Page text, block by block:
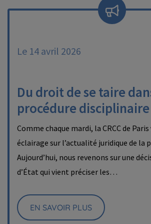
Le 14 avril 2026
Du droit de se taire
procédure disciplinaire
Comme chaque mardi, la CRCC de
éclairage sur l’actualité juridique de la
Aujourd’hui, nous revenons sur une
d’État qui vient préciser les…
EN SAVOIR PLUS